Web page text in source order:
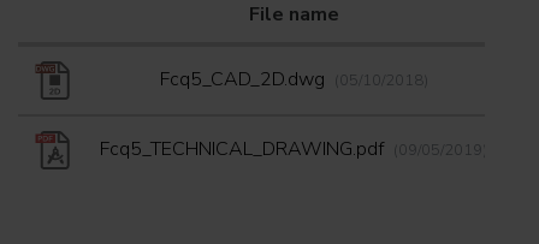
File name
Fcq5_CAD_2D.dwg (05/10/2018)
Fcq5_TECHNICAL_DRAWING.pdf (09/05/2019)